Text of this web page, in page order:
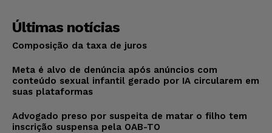
Últimas notícias
Composição da taxa de juros
Meta é alvo de denúncia após anúncios com
conteúdo sexual infantil gerado por IA circularem em
suas plataformas
Advogado preso por suspeita de matar o filho tem
inscrição suspensa pela OAB-TO